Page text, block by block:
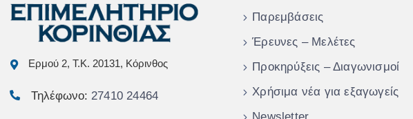
Ερμού 2, Τ.Κ. 20131, Κόρινθος
Τηλέφωνο: 27410 24464
Παρεμβάσεις
Έρευνες – Μελέτες
Προκηρύξεις – Διαγωνισμοί
Χρήσιμα νέα για εξαγωγείς